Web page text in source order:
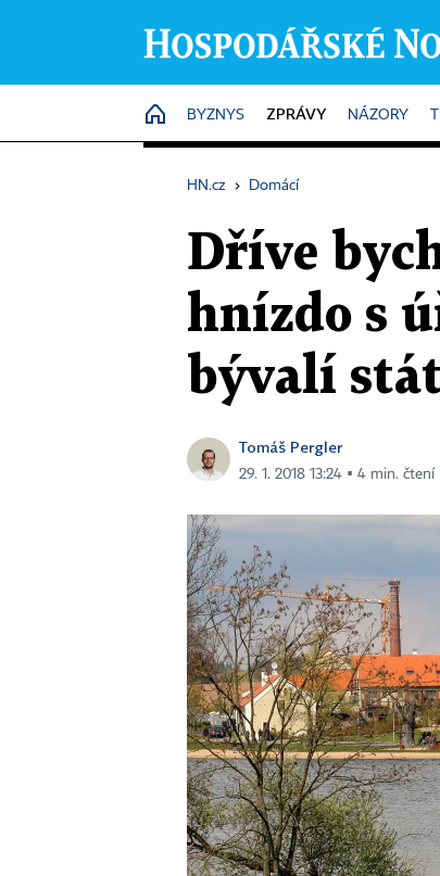
HOME
BYZNYS ZPRÁVY NÁZORY
HN.cz › Domácí
Dříve
hnízdo s
bývalí
Tomáš Pergler
29. 1. 2018 13:24 ▪ 4 min. čtení